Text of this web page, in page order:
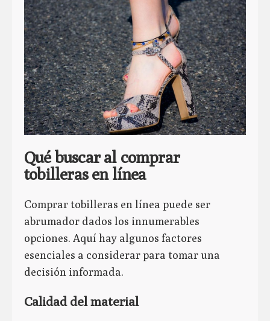
Qué buscar al comprar
tobilleras en línea
Comprar tobilleras en línea puede ser
abrumador dados los innumerables
opciones. Aquí hay algunos factores
esenciales a considerar para tomar una
decisión informada.
Calidad del material